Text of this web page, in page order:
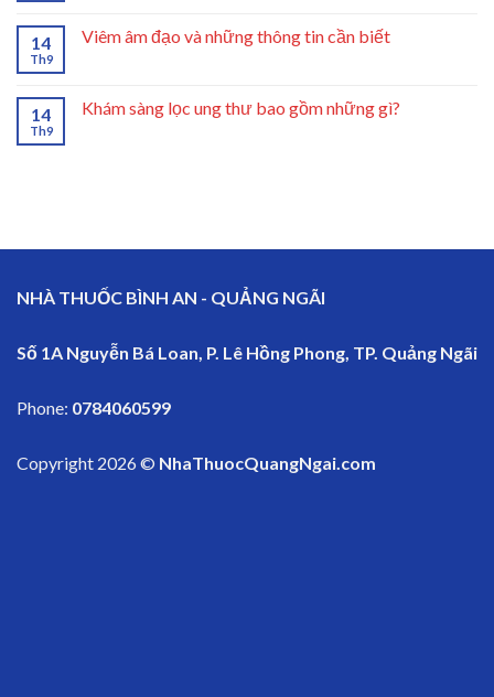
14
Th9
Viêm âm đạo và những thông tin cần biết
14
Th9
Khám sàng lọc ung thư bao gồm những gì?
NHÀ THUỐC BÌNH AN - QUẢNG NGÃI
Số 1A Nguyễn Bá Loan, P. Lê Hồng Phong, TP. Quảng Ngãi
Phone: 0784060599
Copyright 2026 © NhaThuocQuangNgai.com